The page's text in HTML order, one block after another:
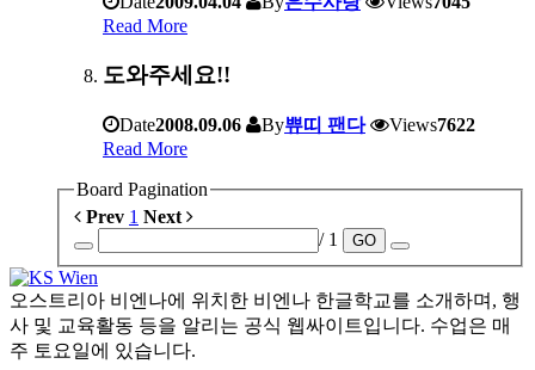
Read More
도와주세요!!
Date2008.09.06 By쀼띠 팬다 Views7622
Read More
Board Pagination
Prev 1 Next
/ 1
GO
오스트리아 비엔나에 위치한 비엔나 한글학교를 소개하며, 행
사 및 교육활동 등을 알리는 공식 웹싸이트입니다. 수업은 매
주 토요일에 있습니다.